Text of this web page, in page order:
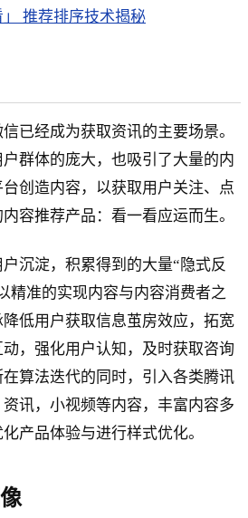
推荐排序技术揭秘
已经成为获取资讯的主要场景。
群体的庞大，也吸引了大量的内
创造内容，以获取用户关注、点
容推荐产品：看一看应运而生。
沉淀，积累得到的大量“隐式反
精准的实现内容与内容消费者之
低用户获取信息茧房效应，拓宽
，强化用户认知，及时获取咨询
算法迭代的同时，引入各类腾讯
讯，小视频等内容，丰富内容多
产品体验与进行样式优化。